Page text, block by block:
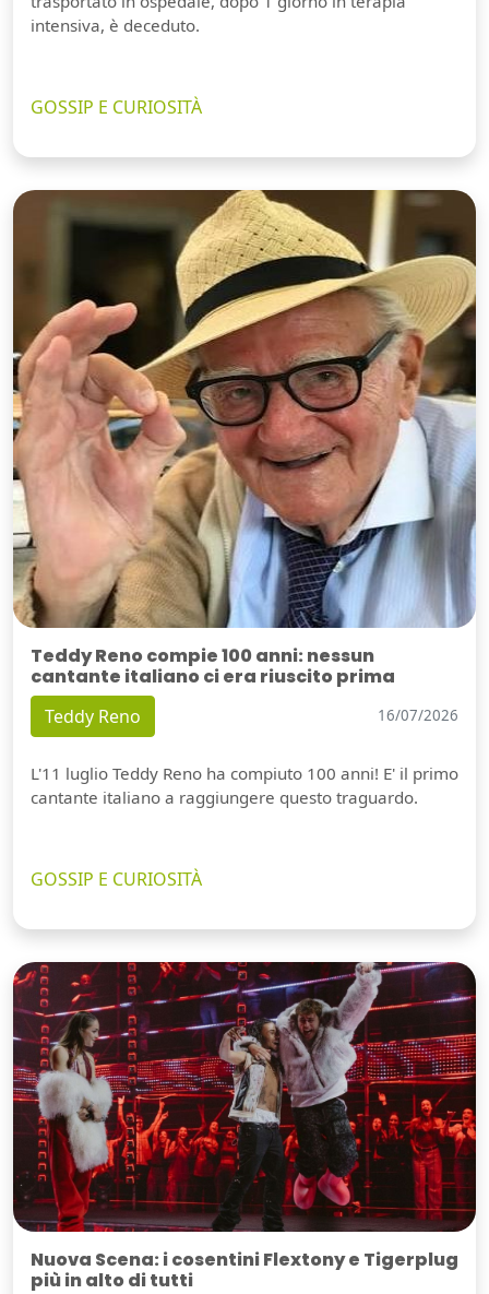
intensiva, è deceduto.
GOSSIP E CURIOSITÀ
Teddy Reno compie 100 anni: nessun
cantante italiano ci era riuscito prima
Teddy Reno 16/07/2026
L'11 luglio Teddy Reno ha compiuto 100 anni! E' il primo
cantante italiano a raggiungere questo traguardo.
GOSSIP E CURIOSITÀ
Nuova Scena: i cosentini Flextony e Tigerplug
più in alto di tutti